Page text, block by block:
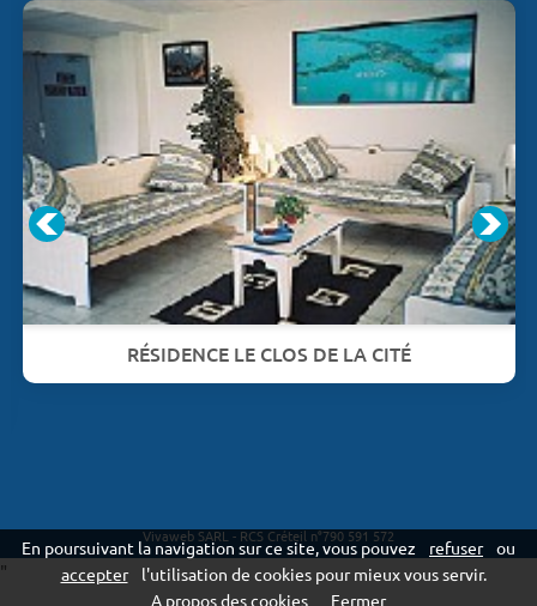
RÉSIDENCE LE CLOS DE LA CITÉ
Vivaweb SARL - RCS Créteil n°790 591 572
En poursuivant la navigation sur ce site, vous pouvez refuser
ou
accepter
l'utilisation de cookies pour mieux vous servir.
A propos des cookies
Fermer
"